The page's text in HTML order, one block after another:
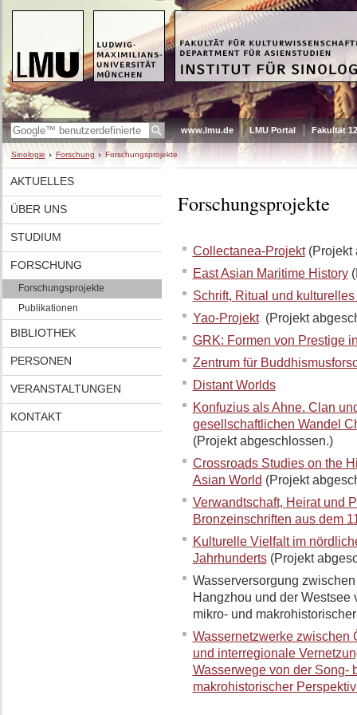
www.lmu.de LMU Portal Fakultät 12
Sinologie Forschung Forschungsprojekte
AKTUELLES
ÜBER UNS
STUDIUM
FORSCHUNG
Forschungsprojekte
Publikationen
BIBLIOTHEK
PERSONEN
VERANSTALTUNGEN
KONTAKT
Forschungsprojekte
Collectanea-Projekt(Projekt
East Asian Maritime History
Schrift, Ritual und
Yao-Projekt(Projekt
GRK: Formen von Prestige
Zentrum für
Distant Worlds
Konfuzius als Ahne. Clan
gesellschaftlichen Wandel
(Projekt abgeschlossen.)
Crossroads Studies on the
Asian World (Projekt
Verwandtschaft, Heirat und
Bronzeinschriften aus dem
Kulturelle Vielfalt im
Jahrhunderts(Projekt
Wasserversorgung
Hangzhou und der
mikro- und
Wassernetzwerke zwischen
und interregionale
Wasserwege von der Song-
makrohistorischer